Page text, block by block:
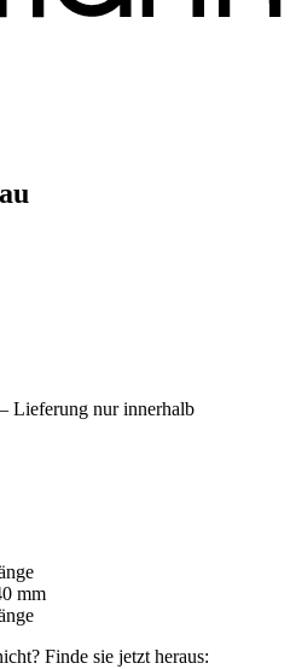
– Lieferung nur innerhalb
mm
Finde sie jetzt heraus: